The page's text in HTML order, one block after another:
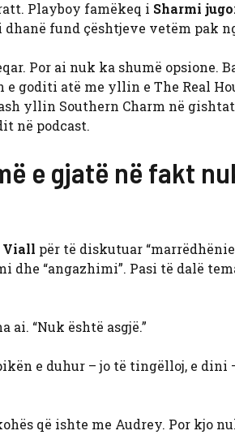
Playboy famëkeq i Sharmi
fund çështjeve vetëm pak
Por ai nuk ka shumë opsione.
e goditi atë me yllin e The Real
yllin Southern Charm në
në podcast.
e gjatë në fakt
Viall për të diskutuar
“angazhimi”. Pasi të dalë
ai. “Nuk është asgjë.”
e duhur – jo të tingëlloj, e dini
që ishte me Audrey. Por kjo